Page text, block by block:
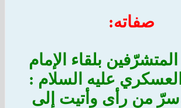
صفاته:
بلقاء الإمام
عليه السلام :
من رأى وأتيت إلى